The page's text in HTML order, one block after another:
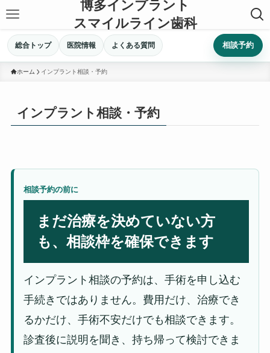
博多インプラント
スマイルライン歯科
総合トップ 医院情報 よくある質問 相談予約
ホーム インプラント相談・予約
インプラント相談・予約
相談予約の前に
まだ治療を決めていない方
も、相談枠を確保できます
インプラント相談の予約は、手術を申し込む
手続きではありません。費用だけ、治療でき
るかだけ、手術不安だけでも相談できます。
診査後に説明を聞き、持ち帰って検討できま